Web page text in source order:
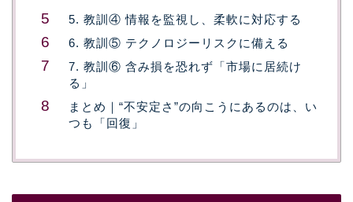
5. 教訓④ 情報を監視し、柔軟に対応する
6. 教訓⑤ テクノロジーリスクに備える
7. 教訓⑥ 含み損を恐れず「市場に居続け
る」
まとめ｜“不安定さ”の向こうにあるのは、い
つも「回復」